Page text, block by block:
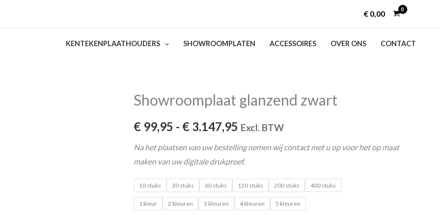
€0,00
KENTEKENPLAATHOUDERS SHOWROOMPLATEN ACCESSOIRES OVER ONS CONTACT
Showroomplaat glanzend zwart
€ 99,95 - € 3.147,95
Prijsklasse:
€ 99,95
tot
€ 3.147,95
Excl. BTW
Na het plaatsen van uw bestelling nemen wij contact met u op voor het op maat
maken van uw digitale drukproef.
10 stuks 30 stuks 60 stuks 120 stuks 200 stuks 400 stuks
1 kleur 2 kleuren 3 kleuren 4 kleuren 5 kleuren
Showroomplaat
zwart